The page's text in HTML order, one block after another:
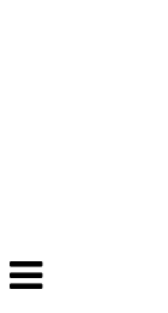
Veksle
navigasjon